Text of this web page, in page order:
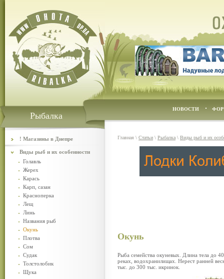
Рыбалка
НОВОСТИ
! Магазины в Днепре
Виды рыб и их особенности
Голавль
Жерех
Карась
Карп, сазан
Красноперка
Лещ
Линь
Названия рыб
Окунь
Плотва
Сом
Судак
Толстолобик
Щука
Главная \ Статьи \ Рыбалка \ Виды рыб и их
Окунь
Рыба семейства окуневых. Длина тела до
реках, водохранилищах. Нерест ранней
тыс. до 300 тыс. икринок.